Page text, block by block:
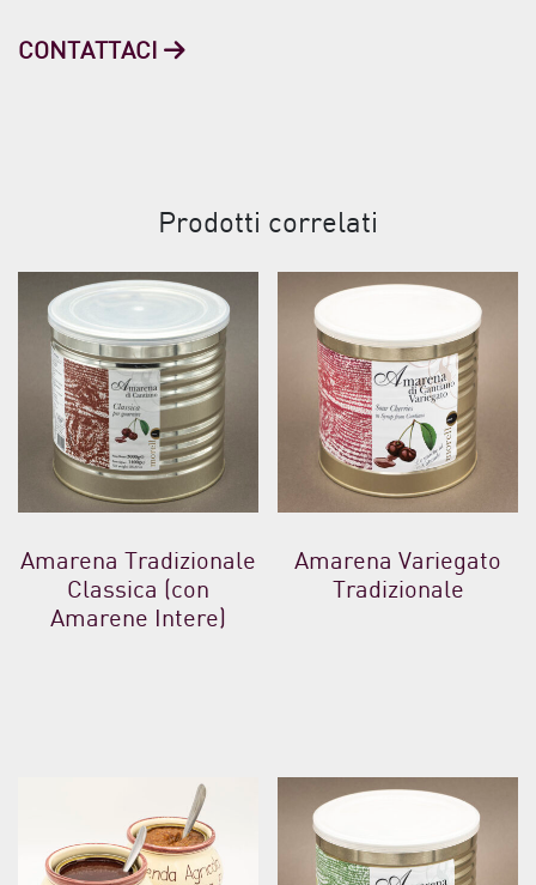
CONTATTACI
Prodotti correlati
Amarena Tradizionale
Classica (con
Amarene Intere)
Amarena Variegato
Tradizionale